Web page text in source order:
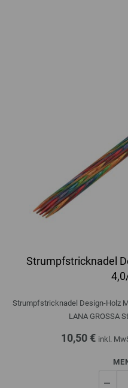
Strumpfstricknadel
Strumpfstricknadel Design-Holz
LANA GROSSA
10,50 € inkl.